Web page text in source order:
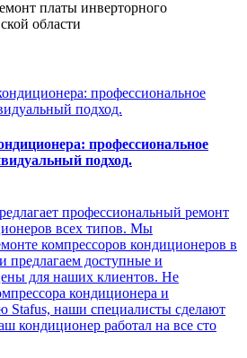
профессиональное
подход.
профессиональный ремонт
всех типов. Мы
компрессоров кондиционеров в
предлагаем доступные и
для наших клиентов. Не
кондиционера и
Stafus, наши специалисты сделают
кондиционер работал на все сто